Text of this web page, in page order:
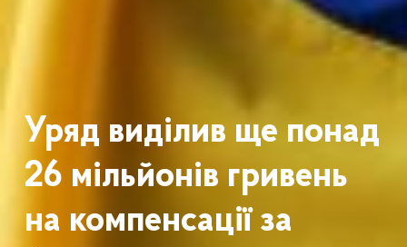
Уряд виділив ще понад
26 мільйонів гривень
на компенсації за